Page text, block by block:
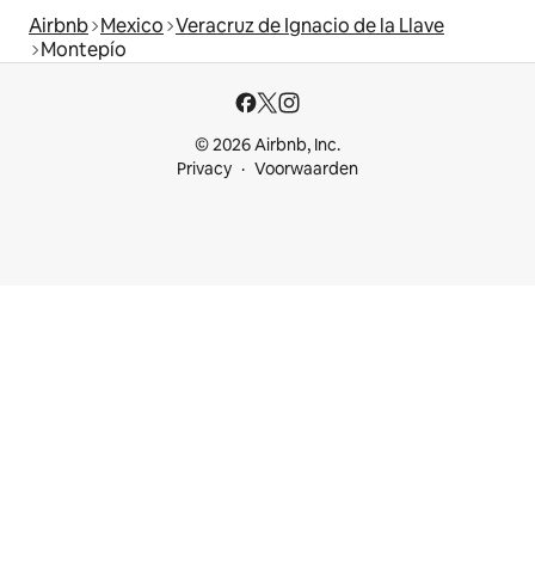
Airbnb Mexico Veracruz de Ignacio de la Llave
Montepío
© 2026 Airbnb, Inc.
Privacy
Voorwaarden